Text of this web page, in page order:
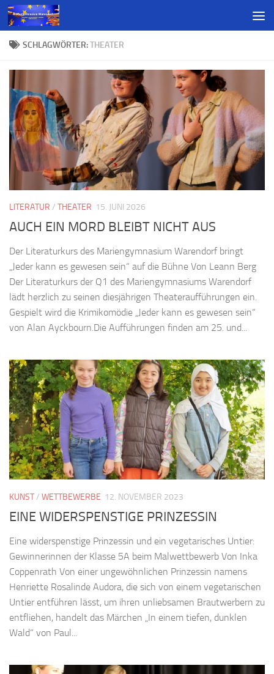
SCHLAGWÖRTER:THEATER
LITERATUR / THEATER 15. JUNI 2026
AUCH EIN MORD BLEIBT NICHT AUS
Der Literaturkurs des Mariengymnasium Warendorf bringt
„Jeder kann es gewesen sein“ auf die Bühne Von Leann Berg
Der Literaturkurs der Q1 des Mariengymnasiums Warendorf
lädt herzlich zu seinen diesjährigen Theateraufführungen ein.
Gespielt wird die Krimikomödie „Jeder kann es gewesen sein“
von Alan Ayckbourn.Die Aufführungen finden am 25. und...
KUNST/ WETTBEWERBE 12. NOVEMBER 2023
EINE WIDERSPENSTIGE PRINZESSIN
Eine widerspenstige Prinzessin und ein vegetarisches Untier:
Gewinnerinnen der Klasse 5A beim Malwettbewerb Von Inka
Coppenrath Von einer ungewöhnlichen Prinzessin namens
Henriette Rosalinde Audora, die sich von einem vegetarischen
Untier entführen lässt, um ihren unliebsamen Brautwerbern zu
entfliehen, handelt das Märchen „In einem tiefen, dunklen
Wald“ von Paul...